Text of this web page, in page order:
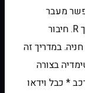
מעבר
אוטומטי לתצוגה אחורית בזמן שילוב להילוך R. חיבור
במדריך זה
בצורה
* כבל וידאו